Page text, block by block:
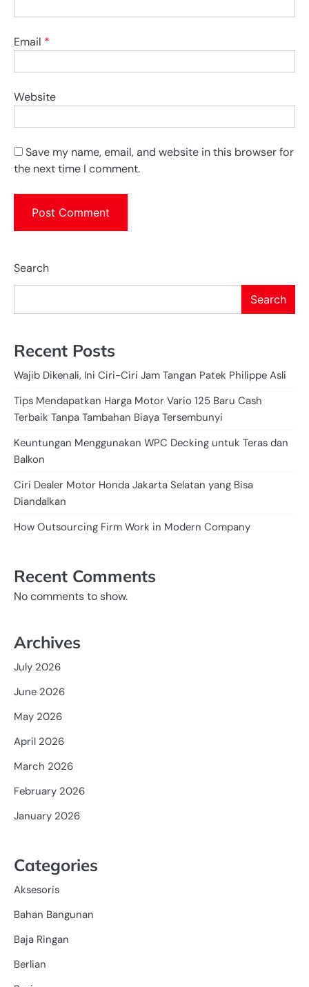
Email *
Website
Save my name, email, and website in this browser for
the next time I comment.
Search
Search
Recent Posts
Wajib Dikenali, Ini Ciri-Ciri Jam Tangan Patek Philippe Asli
Tips Mendapatkan Harga Motor Vario 125 Baru Cash
Terbaik Tanpa Tambahan Biaya Tersembunyi
Keuntungan Menggunakan WPC Decking untuk Teras dan
Balkon
Ciri Dealer Motor Honda Jakarta Selatan yang Bisa
Diandalkan
How Outsourcing Firm Work in Modern Company
Recent Comments
No comments to show.
Archives
July 2026
June 2026
May 2026
April 2026
March 2026
February 2026
January 2026
Categories
Aksesoris
Bahan Bangunan
Baja Ringan
Berlian